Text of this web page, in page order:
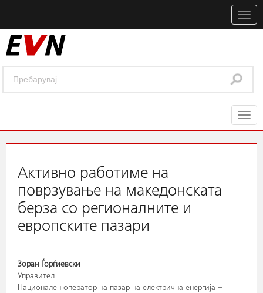
Активно работиме на
поврзување на македонската
берза со регионалните и
европските пазари
Зоран Ѓорѓиевски
Управител
Национален оператор на пазар на електрична енергија –